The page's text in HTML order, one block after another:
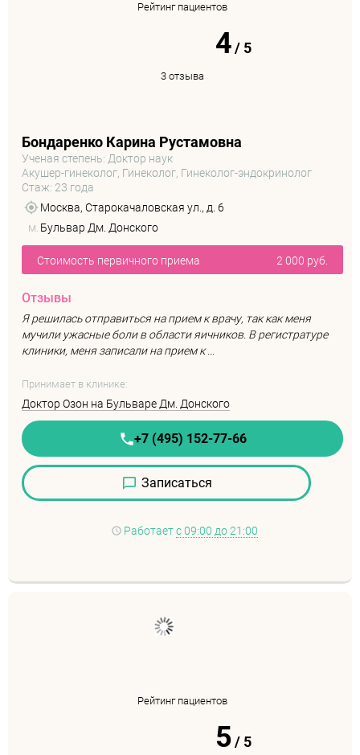
Рейтинг пациентов
4/5
3 отзыва
Бондаренко Карина Рустамовна
Ученая степень: Доктор наук
Акушер-гинеколог, Гинеколог, Гинеколог-эндокринолог
Стаж: 23 года
Москва, Старокачаловская ул., д. 6
м. Бульвар Дм. Донского
Стоимость первичного приема 2 000 руб.
Отзывы
Я решилась отправиться на прием к врачу, так как меня
мучили ужасные боли в области яичников. В регистратуре
клиники, меня записали на прием к ...
Принимает в клинике:
Доктор Озон на Бульваре Дм. Донского
+7 (495) 152-77-66
Записаться
Работает с 09:00 до 21:00
Рейтинг пациентов
5/5